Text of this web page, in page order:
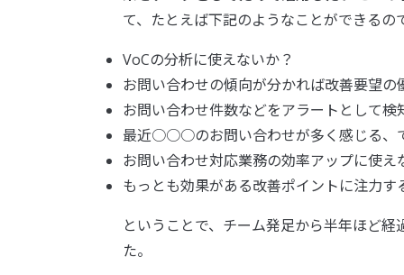
て、たとえば下記のようなことができるの
VoCの分析に使えないか？
お問い合わせの傾向が分かれば改善要望
お問い合わせ件数などをアラートとして検
最近○○○のお問い合わせが多く感じる、
お問い合わせ対応業務の効率アップに使え
もっとも効果がある改善ポイントに注力
ということで、チーム発足から半年ほど
た。